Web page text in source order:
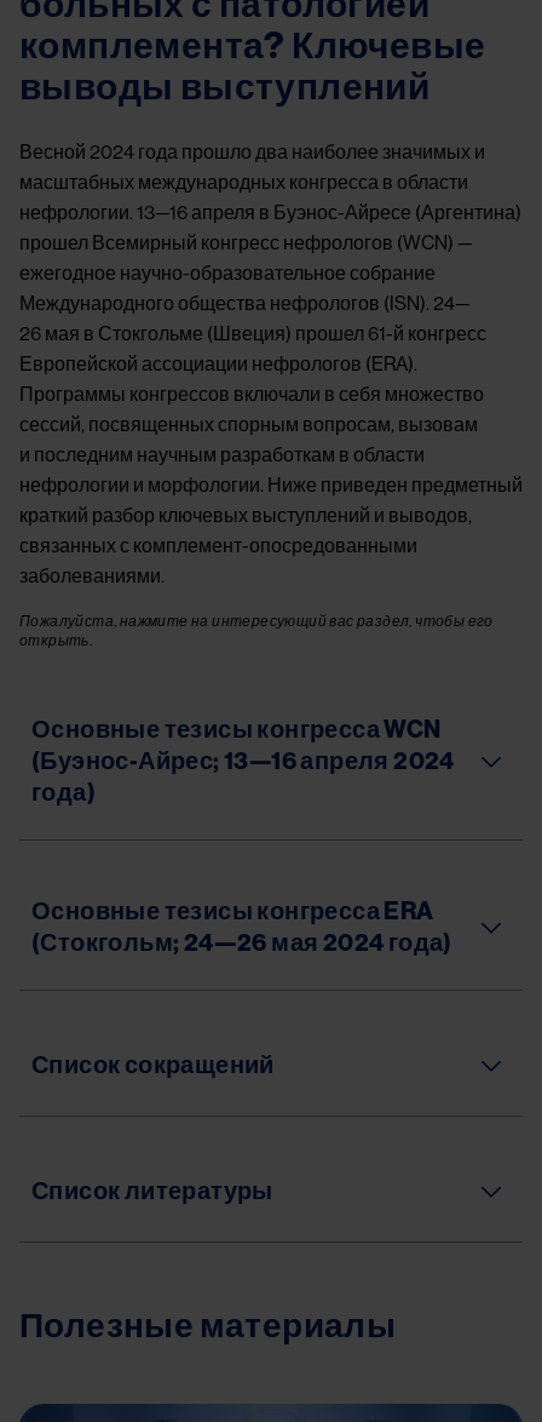
комплемента? Ключевые
выводы выступлений
Весной 2024 года прошло два наиболее значимых и
масштабных международных конгресса в области
нефрологии. 13—16 апреля в Буэнос-Айресе (Аргентина)
прошел Всемирный конгресс нефрологов (WCN) —
ежегодное научно-образовательное собрание
Международного общества нефрологов (ISN). 24—
26 мая в Стокгольме (Швеция) прошел 61-й конгресс
Европейской ассоциации нефрологов (ERA).
Программы конгрессов включали в себя множество
сессий, посвященных спорным вопросам, вызовам
и последним научным разработкам в области
нефрологии и морфологии. Ниже приведен предметный
краткий разбор ключевых выступлений и выводов,
связанных с комплемент-опосредованными
заболеваниями.
Пожалуйста, нажмите на интересующий вас раздел, чтобы его
открыть.
Основные тезисы конгресса WCN
(Буэнос-Айрес; 13—16 апреля 2024
года)
Основные тезисы конгресса ERA
(Стокгольм; 24—26 мая 2024 года)
Список сокращений
Список литературы
Полезные материалы